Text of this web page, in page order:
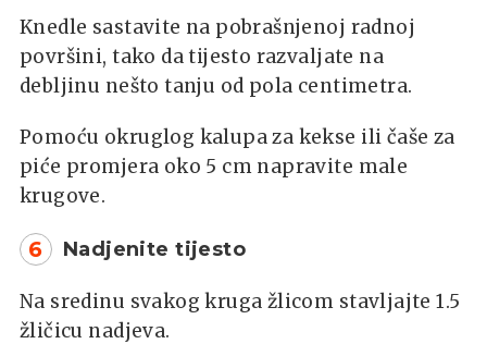
Knedle sastavite na pobrašnjenoj radnoj
površini, tako da tijesto razvaljate na
debljinu nešto tanju od pola centimetra.
Pomoću okruglog kalupa za kekse ili čaše za
piće promjera oko 5 cm napravite male
krugove.
6 Nadjenite tijesto
Na sredinu svakog kruga žlicom stavljajte 1.5
žličicu nadjeva.